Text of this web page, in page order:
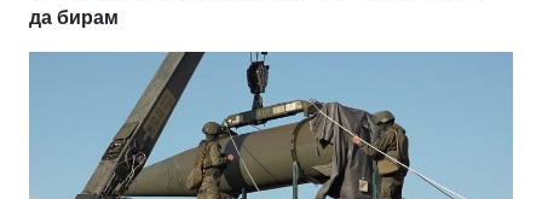
да бирам